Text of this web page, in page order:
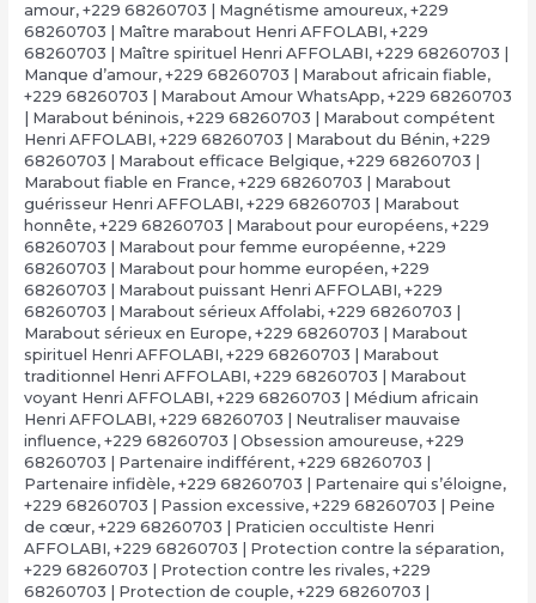
amour, +229 68260703 | Magnétisme amoureux, +229
68260703 | Maître marabout Henri AFFOLABI, +229
68260703 | Maître spirituel Henri AFFOLABI, +229 68260703 |
Manque d’amour, +229 68260703 | Marabout africain fiable,
+229 68260703 | Marabout Amour WhatsApp, +229 68260703
| Marabout béninois, +229 68260703 | Marabout compétent
Henri AFFOLABI, +229 68260703 | Marabout du Bénin, +229
68260703 | Marabout efficace Belgique, +229 68260703 |
Marabout fiable en France, +229 68260703 | Marabout
guérisseur Henri AFFOLABI, +229 68260703 | Marabout
honnête, +229 68260703 | Marabout pour européens, +229
68260703 | Marabout pour femme européenne, +229
68260703 | Marabout pour homme européen, +229
68260703 | Marabout puissant Henri AFFOLABI, +229
68260703 | Marabout sérieux Affolabi, +229 68260703 |
Marabout sérieux en Europe, +229 68260703 | Marabout
spirituel Henri AFFOLABI, +229 68260703 | Marabout
traditionnel Henri AFFOLABI, +229 68260703 | Marabout
voyant Henri AFFOLABI, +229 68260703 | Médium africain
Henri AFFOLABI, +229 68260703 | Neutraliser mauvaise
influence, +229 68260703 | Obsession amoureuse, +229
68260703 | Partenaire indifférent, +229 68260703 |
Partenaire infidèle, +229 68260703 | Partenaire qui s’éloigne,
+229 68260703 | Passion excessive, +229 68260703 | Peine
de cœur, +229 68260703 | Praticien occultiste Henri
AFFOLABI, +229 68260703 | Protection contre la séparation,
+229 68260703 | Protection contre les rivales, +229
68260703 | Protection de couple, +229 68260703 |